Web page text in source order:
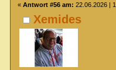
Xemides
« Antwort #56 am: 22.06.2026 |